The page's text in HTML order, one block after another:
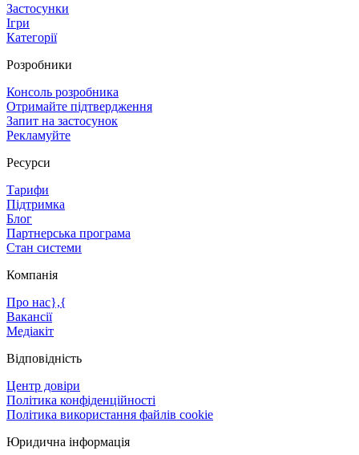
Застосунки
Ігри
Категорії
Розробники
Консоль розробника
Отримайте підтвердження
Запит на застосунок
Рекламуйте
Ресурси
Тарифи
Підтримка
Блог
Партнерська програма
Стан системи
Компанія
Про нас},{
Вакансії
Медіакіт
Відповідність
Центр довіри
Політика конфіденційності
Політика використання файлів cookie
Юридична інформація